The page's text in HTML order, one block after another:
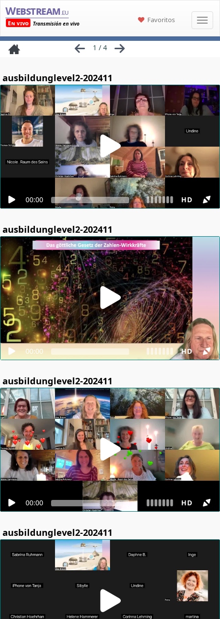
Webstream .eu
En vivo
Transmisión en vivo Favoritos
1 / 4
ausbildunglevel2-202411
00:00 HD
ausbildunglevel2-202411
00:00 HD
ausbildunglevel2-202411
00:00 HD
ausbildunglevel2-202411